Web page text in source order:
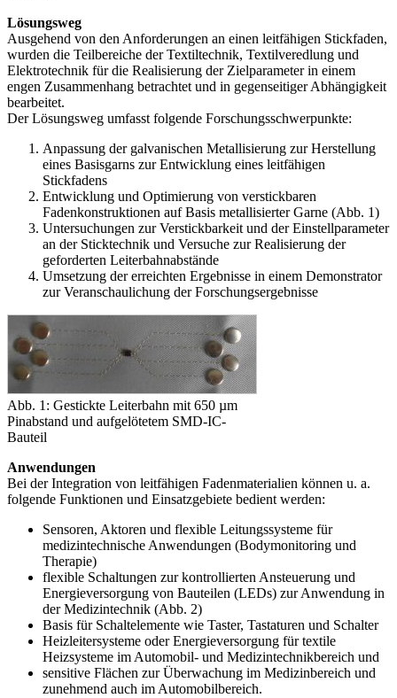
Lösungsweg
Ausgehend von den Anforderungen an einen leitfähigen Stickfaden,
wurden die Teilbereiche der Textiltechnik, Textilveredlung und
Elektrotechnik für die Realisierung der Zielparameter in einem
engen Zusammenhang betrachtet und in gegenseitiger Abhängigkeit
bearbeitet.
Der Lösungsweg umfasst folgende Forschungsschwerpunkte:
Anpassung der galvanischen Metallisierung zur Herstellung
eines Basisgarns zur Entwicklung eines leitfähigen
Stickfadens
Entwicklung und Optimierung von verstickbaren
Fadenkonstruktionen auf Basis metallisierter Garne (Abb. 1)
Untersuchungen zur Verstickbarkeit und der Einstellparameter
an der Sticktechnik und Versuche zur Realisierung der
geforderten Leiterbahnabstände
Umsetzung der erreichten Ergebnisse in einem Demonstrator
zur Veranschaulichung der Forschungsergebnisse
Abb. 1: Gestickte Leiterbahn mit 650 µm
Pinabstand und aufgelötetem SMD-IC-
Bauteil
Anwendungen
Bei der Integration von leitfähigen Fadenmaterialien können u. a.
folgende Funktionen und Einsatzgebiete bedient werden:
Sensoren, Aktoren und flexible Leitungssysteme für
medizintechnische Anwendungen (Bodymonitoring und
Therapie)
flexible Schaltungen zur kontrollierten Ansteuerung und
Energieversorgung von Bauteilen (LEDs) zur Anwendung in
der Medizintechnik (Abb. 2)
Basis für Schaltelemente wie Taster, Tastaturen und Schalter
Heizleitersysteme oder Energieversorgung für textile
Heizsysteme im Automobil- und Medizintechnikbereich und
sensitive Flächen zur Überwachung im Medizinbereich und
zunehmend auch im Automobilbereich.